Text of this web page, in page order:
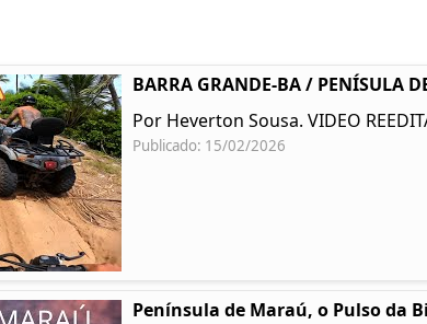
BARRA GRANDE-BA / PENÍSULA
Por Heverton Sousa. VIDEO
Publicado: 15/02/2026
Península de Maraú, o Pulso da